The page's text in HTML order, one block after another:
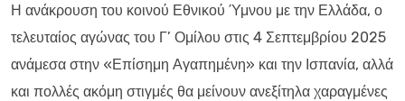
Η ανάκρουση του κοινού Εθνικού Ύμνου με την Ελλάδα, ο
τελευταίος αγώνας του Γ’ Ομίλου στις 4 Σεπτεμβρίου 2025
ανάμεσα στην «Επίσημη Αγαπημένη» και την Ισπανία, αλλά
και πολλές ακόμη στιγμές θα μείνουν ανεξίτηλα χαραγμένες